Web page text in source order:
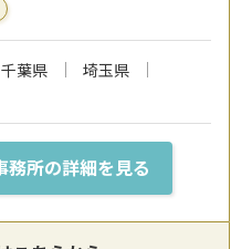
千葉県
埼玉県
務所の詳細を見る